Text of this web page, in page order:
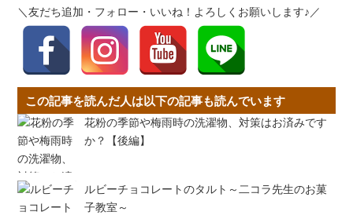
＼友だち追加・フォロー・いいね！よろしくお願いします♪／
この記事を読んだ人は以下の記事も読んでいます
花粉の季節や梅雨時の洗濯物、対策はお済みです
か？【後編】
ルビーチョコレートのタルト～二コラ先生のお菓
子教室～